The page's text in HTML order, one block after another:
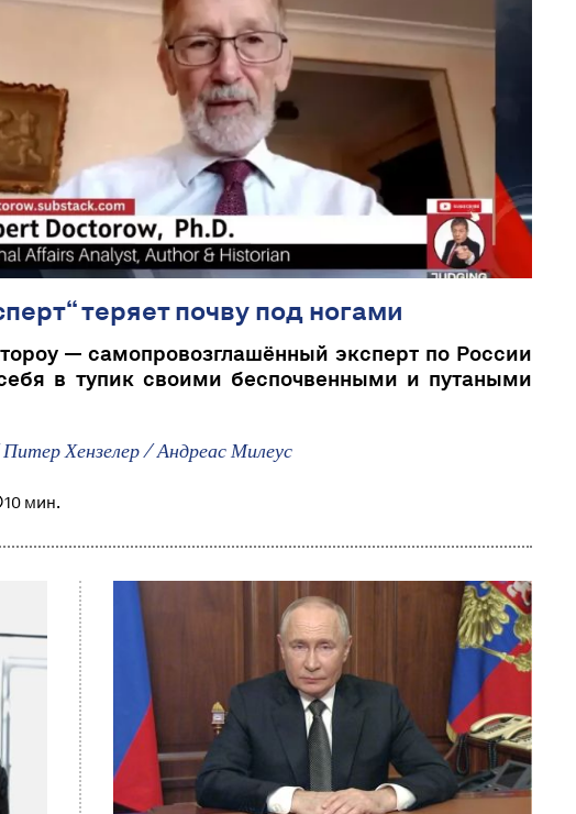
теряет почву под ногами
— самопровозглашённый эксперт по России
в тупик своими беспочвенными и путаными
Хензелер / Андреас Милеус
10 мин.